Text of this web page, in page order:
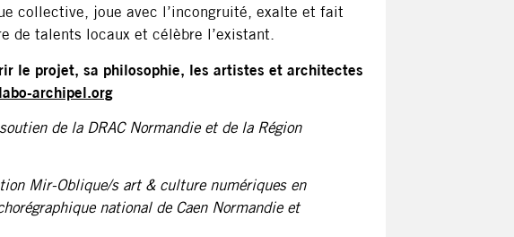
collective, joue avec l’incongruité, exalte et fait
de talents locaux et célèbre l’existant.
le projet, sa philosophie, les artistes et architectes
labo-archipel.org
de la DRAC Normandie et de la Région
Mir-Oblique/s art & culture numériques en
national de Caen Normandie et